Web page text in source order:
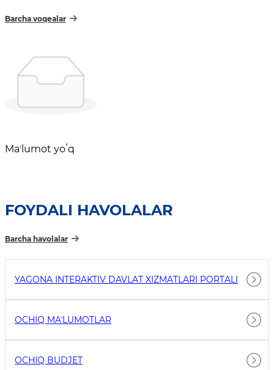
Barcha voqealar
Maʼlumot yoʻq
FOYDALI HAVOLALAR
Barcha havolalar
YAGONA INTERAKTIV DAVLAT XIZMATLARI PORTALI
OCHIQ MAʼLUMOTLAR
OCHIQ BUDJET